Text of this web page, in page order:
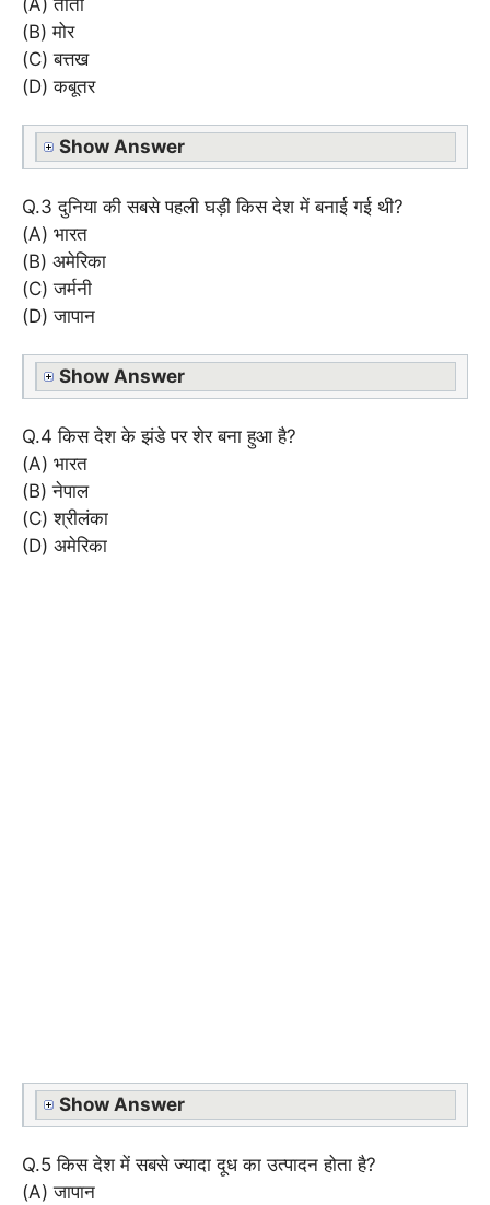
(B) मोर
(C) बत्तख
(D) कबूतर
Show Answer
Q.3 दुनिया की सबसे पहली घड़ी किस देश में बनाई गई थी?
(A) भारत
(B) अमेरिका
(C) जर्मनी
(D) जापान
Show Answer
Q.4 किस देश के झंडे पर शेर बना हुआ है?
(A) भारत
(B) नेपाल
(C) श्रीलंका
(D) अमेरिका
Show Answer
Q.5 किस देश में सबसे ज्यादा दूध का उत्पादन होता है?
(A) जापान